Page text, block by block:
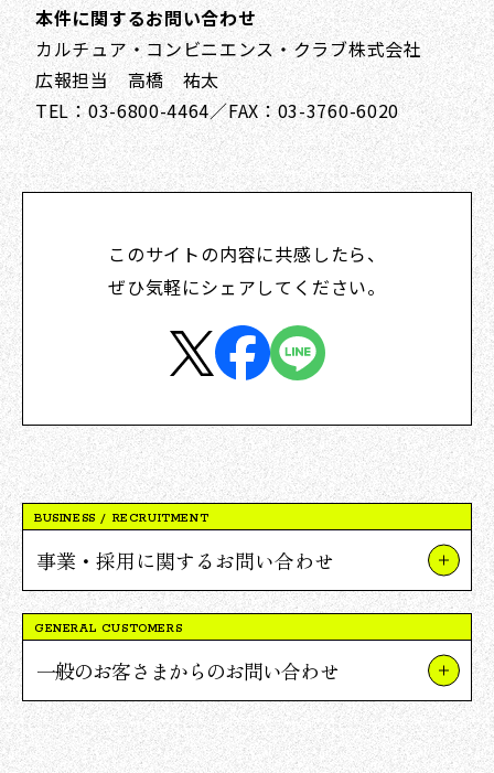
本件に関するお問い合わせ
カルチュア・コンビニエンス・クラブ株式会社
広報担当 高橋 祐太
TEL：03-6800-4464／FAX：03-3760-6020
このサイトの内容に共感したら、
ぜひ気軽にシェアしてください。
BUSINESS / RECRUITMENT
事業・採用に関するお問い合わせ
事業やプロジェクトについて
報道関連・ご取材等について
GENERAL CUSTOMERS
一般のお客さまからのお問い合わせ
TSUTAYAについて
蔦屋書店について